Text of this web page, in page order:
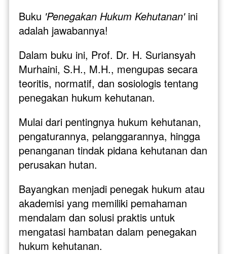
Buku 'Penegakan Hukum Kehutanan' ini
adalah jawabannya!
Dalam buku ini, Prof. Dr. H. Suriansyah
Murhaini, S.H., M.H., mengupas secara
teoritis, normatif, dan sosiologis tentang
penegakan hukum kehutanan.
Mulai dari pentingnya hukum kehutanan,
pengaturannya, pelanggarannya, hingga
penanganan tindak pidana kehutanan dan
perusakan hutan.
Bayangkan menjadi penegak hukum atau
akademisi yang memiliki pemahaman
mendalam dan solusi praktis untuk
mengatasi hambatan dalam penegakan
hukum kehutanan.